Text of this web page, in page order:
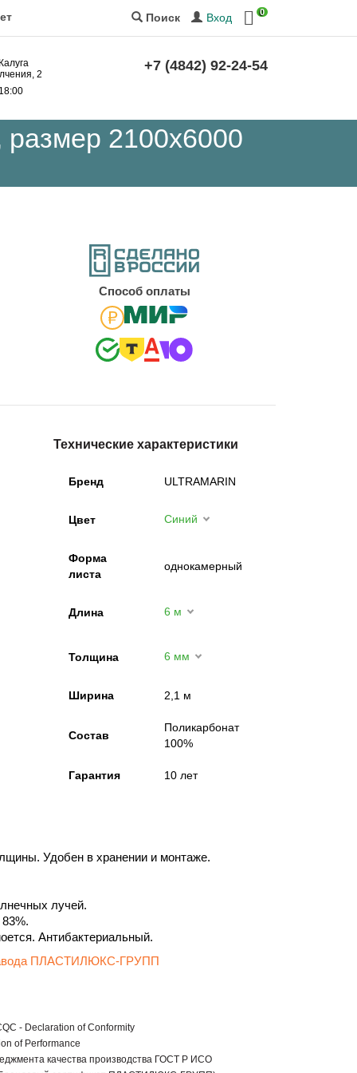
Поиск Вход 0
2
+7 (4842) 92-24-54
размер 2100x6000
Cпособ оплаты
Технические характеристики
Бренд ULTRAMARIN
Цвет Синий
Форма
листа
однокамерный
Длина 6 м
Толщина 6 мм
Ширина 2,1 м
Состав
Поликарбонат
100%
Гарантия 10 лет
Удобен в хранении и монтаже.
лучей.
Антибактериальный.
ПЛАСТИЛЮКС-ГРУПП
- Declaration of Conformity
of Performance
качества производства ГОСТ Р ИСО